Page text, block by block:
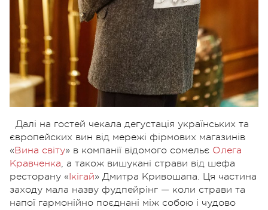
Далі на гостей чекала дегустація українських та
європейских вин від мережі фірмових магазинів
«Вина світу» в компанії відомого сомельє Олега
Кравченка, а також вишукані страви від шефа
ресторану «Ікігай» Дмитра Кривошапа. Ця частина
заходу мала назву фудпейрінг — коли страви та
напої гармонійно поєднані між собою і чудово